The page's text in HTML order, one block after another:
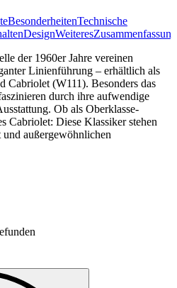
BesonderheitenTechnische
DesignWeiteresZusammenfassung
der 1960er Jahre vereinen
Linienführung – erhältlich als
Cabriolet (W111). Besonders das
durch ihre aufwendige
Ob als Oberklasse-
Cabriolet: Diese Klassiker stehen
außergewöhnlichen